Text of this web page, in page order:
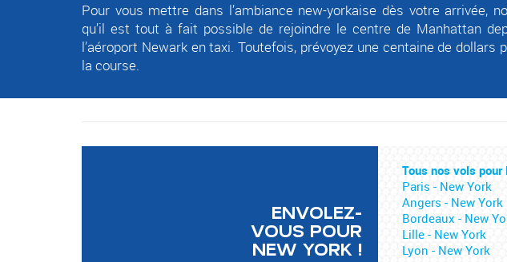
Pour vous mettre dans l’ambiance new-yorkaise dès votre arrivée,
qu’il est tout à fait possible de rejoindre le centre de Manhattan
l’aéroport Newark en taxi. Toutefois, prévoyez une centaine de dollars
la course.
ENVOLEZ-
VOUS POUR
NEW YORK !
Tous nos vols pour
Paris - New York
Angers - New York
Bordeaux - New
Lille - New York
Lyon - New York